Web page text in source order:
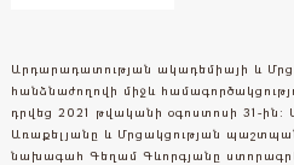
Արդարադատության ակադեմիայի և
հանձնաժողովի միջև
դրվեց 2021 թվականի օգոստոսի 31-ին:
Առաքելյանը և Մրցակցության
նախագահ Գեղամ Գևորգյանը